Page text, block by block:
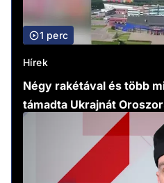
1 perc
Hírek
Négy rakétával és több
támadta Ukrajnát